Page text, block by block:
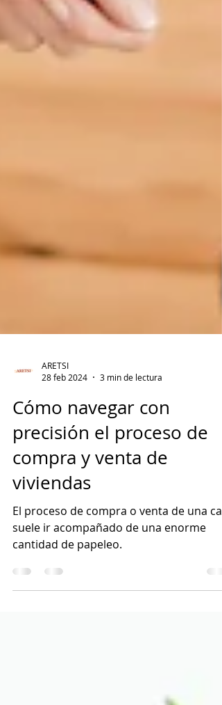
ARETSI
28 feb 2024
3 min de lectura
Cómo navegar con
precisión el proceso de
compra y venta de
viviendas
El proceso de compra o venta de una
suele ir acompañado de una enorme